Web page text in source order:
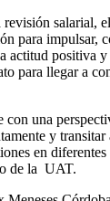
salarial,
para impulsar,
actitud positiva
para llegar a
con una
y transitar
en
de la UAT.